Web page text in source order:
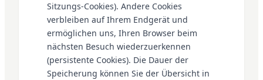
Sitzungs-Cookies). Andere Cookies
verbleiben auf Ihrem Endgerät und
ermöglichen uns, Ihren Browser beim
nächsten Besuch wiederzuerkennen
(persistente Cookies). Die Dauer der
Speicherung können Sie der Übersicht in